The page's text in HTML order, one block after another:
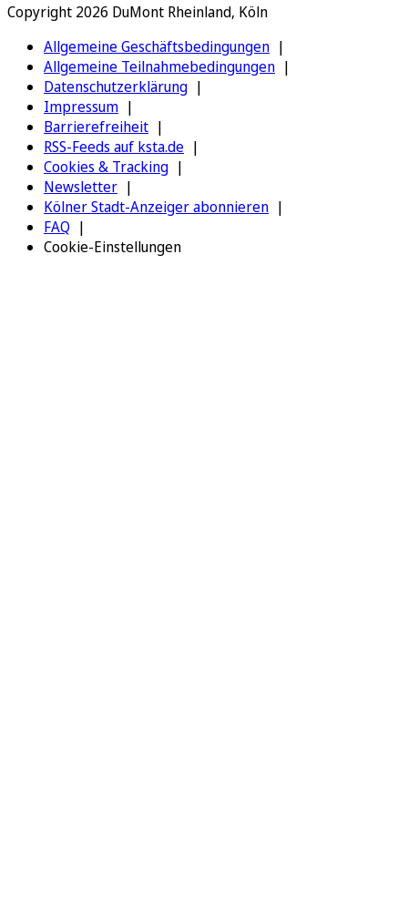
Copyright 2026 DuMont Rheinland, Köln
Allgemeine Geschäftsbedingungen
Allgemeine Teilnahmebedingungen
Datenschutzerklärung
Impressum
Barrierefreiheit
RSS-Feeds auf ksta.de
Cookies & Tracking
Newsletter
Kölner Stadt-Anzeiger abonnieren
FAQ
Cookie-Einstellungen